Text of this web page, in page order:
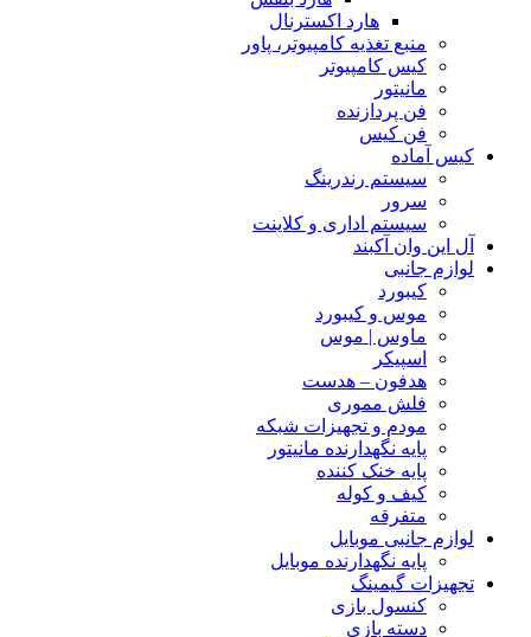
هارد اکسترنال
منبع تغذیه کامپیوتر، پاور
کیس کامپیوتر
مانیتور
فن پردازنده
فن کیس
کیس آماده
سیستم رندرینگ
سرور
سیستم‌ اداری و کلاینت
آل این وان آکبند
لوازم جانبی
کیبورد
موس و کیبورد
ماوس | موس
اسپیکر
هدفون – هدست
فلش مموری
مودم و تجهیزات شبکه
پایه نگهدارنده مانیتور
پایه خنک کننده
کیف و کوله
متفرقه
لوازم جانبی موبایل
پایه نگهدارنده موبایل
تجهیزات گیمینگ
کنسول بازی
دسته بازی